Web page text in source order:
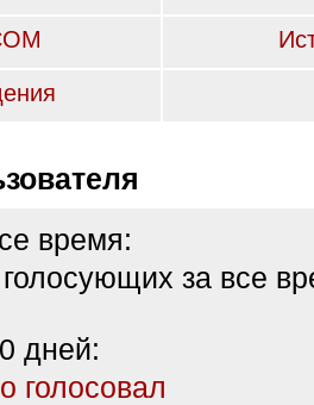
время:
за все
дней:
голосовал